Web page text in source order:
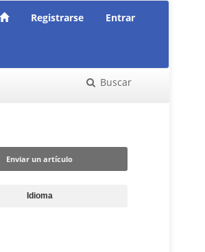
Registrarse Entrar
Buscar
Enviar un artículo
Idioma